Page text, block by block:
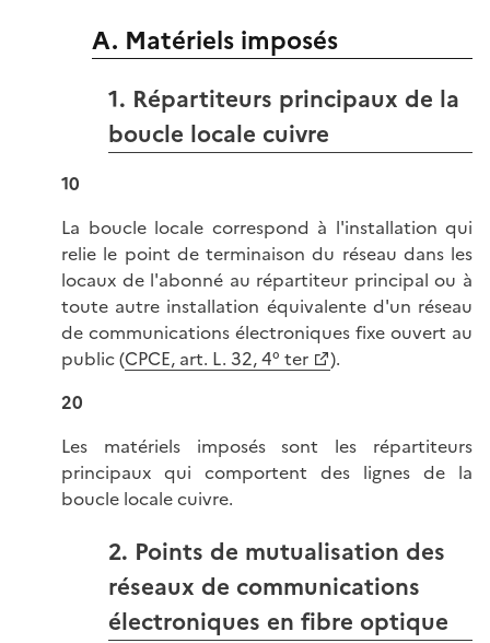
A. Matériels imposés
1. Répartiteurs principaux de la
boucle locale cuivre
10
La boucle locale correspond à l'installation qui
relie le point de terminaison du réseau dans les
locaux de l'abonné au répartiteur principal ou à
toute autre installation équivalente d'un réseau
de communications électroniques fixe ouvert au
public (CPCE, art. L. 32, 4° ter
).
20
Les matériels imposés sont les répartiteurs
principaux qui comportent des lignes de la
boucle locale cuivre.
2. Points de mutualisation des
réseaux de communications
électroniques en fibre optique